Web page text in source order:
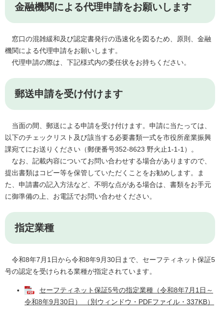
金融機関による代理申請をお願いします
窓口の混雑緩和及び認定書発行の迅速化を図るため、原則、金融
機関による代理申請をお願いします。
代理申請の際は、下記様式内の委任状をお持ちください。
郵送申請を受け付けます
当面の間、郵送による申請を受け付けます。申請に当たっては、
以下のチェックリスト及び該当する必要書類一式を市役所産業振興
課宛てにお送りください（郵便番号352-8623 野火止1-1-1）。
なお、記載内容についてお問い合わせする場合がありますので、
提出書類はコピー等を保管していただくことをお勧めします。ま
た、申請書の記入方法など、不明な点がある場合は、書類をお手元
に御準備の上、お電話でお問い合わせください。
指定業種
令和8年7月1日から令和8年9月30日まで、 セーフティネット保証5
号の認定を受けられる業種が指定されています。
セーフティネット保証5号の指定業種（令和8年7月1日～
令和8年9月30日） （別ウィンドウ・PDFファイル・337KB）